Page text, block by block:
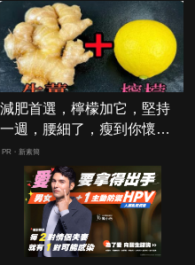
減肥首選，檸檬加它，堅持
一週，腰細了，瘦到你懷疑
人生
PR・新素簡